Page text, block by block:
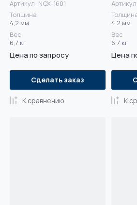
Артикул: NOX-1601
Толщина
4,2 мм
Вес
6,7 кг
Цена по запросу
Сделать заказ
К сравнению
4,2 мм
Вес
6,7 кг
Цена
К